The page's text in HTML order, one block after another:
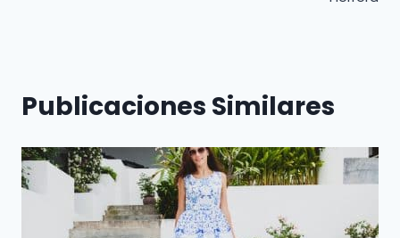
Publicaciones Similares